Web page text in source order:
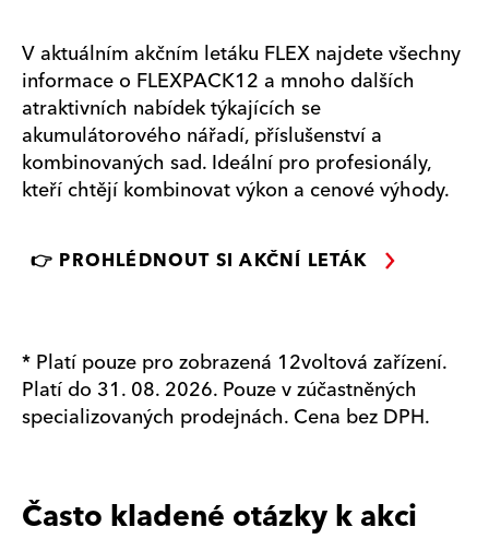
V aktuálním akčním letáku FLEX najdete všechny
informace o FLEXPACK12 a mnoho dalších
atraktivních nabídek týkajících se
akumulátorového nářadí, příslušenství a
kombinovaných sad. Ideální pro profesionály,
kteří chtějí kombinovat výkon a cenové výhody.
👉 PROHLÉDNOUT SI AKČNÍ LETÁK
* Platí pouze pro zobrazená 12voltová zařízení.
Platí do 31. 08. 2026. Pouze v zúčastněných
specializovaných prodejnách. Cena bez DPH.
Často kladené otázky k akci